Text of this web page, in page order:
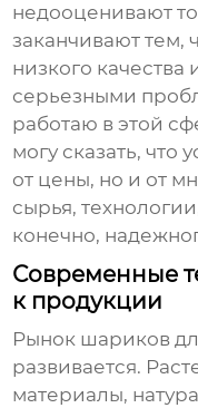
недооценивают
заканчивают тем,
низкого качества
серьезными
работаю в этой
могу сказать, что
от цены, но и от
сырья,
конечно,
Современные
к продукции
Рынок шариков
развивается.
материалы,